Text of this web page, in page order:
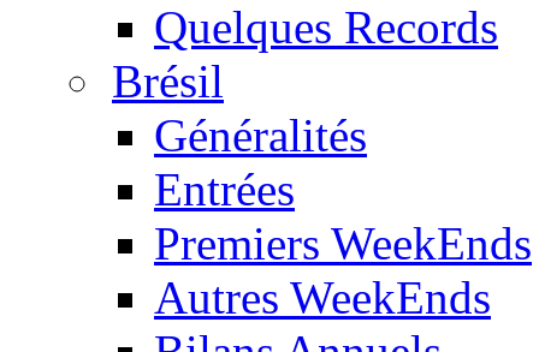
Quelques Records
Brésil
Généralités
Entrées
Premiers WeekEnds
Autres WeekEnds